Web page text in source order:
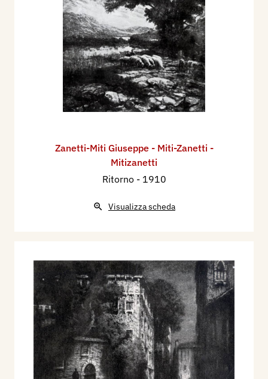
Zanetti-Miti Giuseppe - Miti-Zanetti -
Mitizanetti
Ritorno - 1910
Visualizza scheda